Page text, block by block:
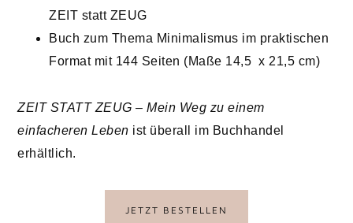
ZEIT statt ZEUG
Buch zum Thema Minimalismus im praktischen
Format mit 144 Seiten (Maße 14,5 x 21,5 cm)
ZEIT STATT ZEUG – Mein Weg zu einem
einfacheren Leben ist überall im Buchhandel
erhältlich.
JETZT BESTELLEN